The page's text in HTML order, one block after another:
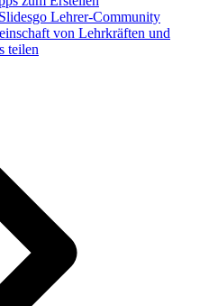
Slidesgo Lehrer-Community
von Lehrkräften und
teilen